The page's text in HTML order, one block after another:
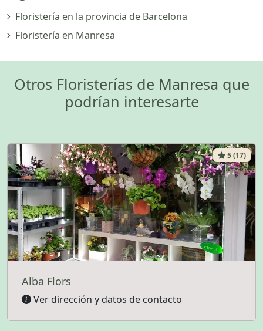
Floristería en la provincia de Barcelona
Floristería en Manresa
Otros Floristerías de Manresa que
podrían interesarte
5 (17)
Alba Flors
Ver dirección y datos de contacto